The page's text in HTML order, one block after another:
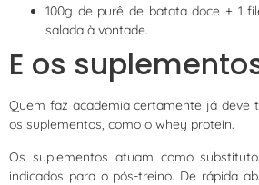
100g de purê de batata doce + 1
salada à vontade.
E os
Quem faz academia certamente já deve
os suplementos, como o whey protein.
Os suplementos atuam como
indicados para o pós-treino. De rápida